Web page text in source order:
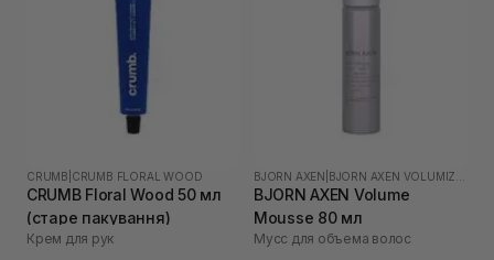
CRUMB CRUMB FLORAL WOOD
CRUMB Floral Wood 50 мл
(старе пакування)
Крем для рук
BJORN AXEN
BJORN AXEN Volume
Mousse 80 мл
Мусс для объема волос